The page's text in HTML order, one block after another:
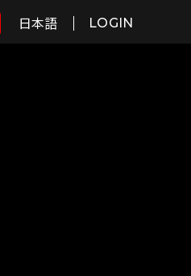
日本語 LOGIN